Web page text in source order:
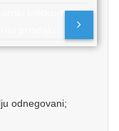
odnegovani;